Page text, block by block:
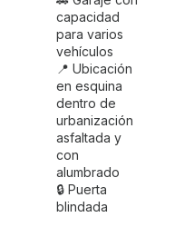
capacidad
para varios
vehículos
📍 Ubicación
en esquina
dentro de
urbanización
asfaltada y
con
alumbrado
🔒 Puerta
blindada